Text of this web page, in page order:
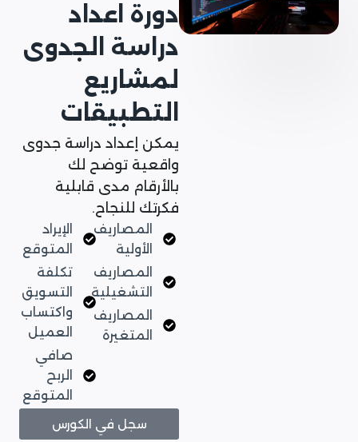
دورة اعداد
دراسة الجدوى
لمشاريع
التطبيقات
يمكن إعداد دراسة جدوى
واقعية توضح لك
بالأرقام مدى قابلية
فكرتك للنجاح.
المصاريف
الأولية
المصاريف
التشغيلية
المصاريف
المتغيرة
الإيراد
المتوقع
تكلفة
التسويق
واكتساب
العميل
صافي
الربح
المتوقع
سجل في الكورس